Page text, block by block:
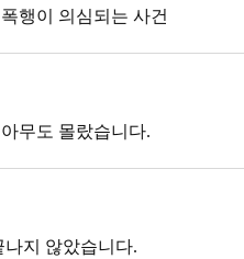
행이 의심되는 사건
무도 몰랐습니다.
지 않았습니다.